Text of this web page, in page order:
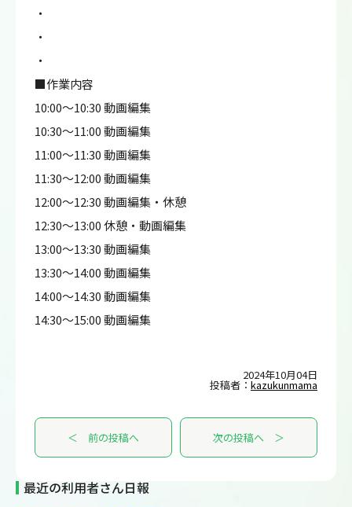
・
・
・
■作業内容
10:00～10:30 動画編集
10:30～11:00 動画編集
11:00～11:30 動画編集
11:30～12:00 動画編集
12:00～12:30 動画編集・休憩
12:30～13:00 休憩・動画編集
13:00～13:30 動画編集
13:30～14:00 動画編集
14:00～14:30 動画編集
14:30～15:00 動画編集
2024年10月04日
投稿者： kazukunmama
＜ 前の投稿へ 次の投稿へ ＞
最近の利用者さん日報